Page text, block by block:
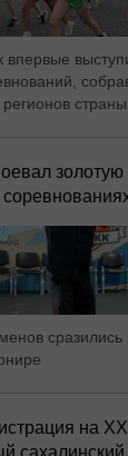
страны
сразились
на